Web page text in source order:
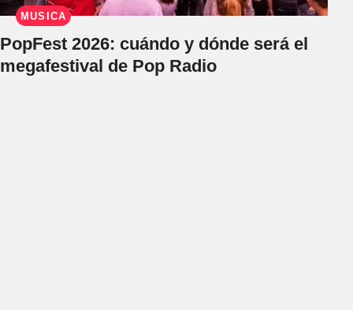
MÚSICA
PopFest 2026: cuándo y dónde será el
megafestival de Pop Radio